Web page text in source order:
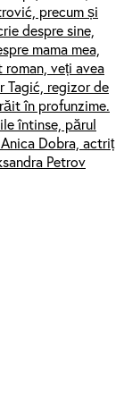
precum și
despre sine,
mama mea,
veți avea
Tagić, regizor de
în profunzime.
întinse, părul
Dobra, actriț
Petrov